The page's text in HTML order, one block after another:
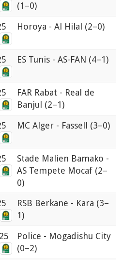
(1–0)
Horoya - Al Hilal (2–0)
ES Tunis - AS-FAN (4–1)
FAR Rabat - Real de
Banjul (2–1)
MC Alger - Fassell (3–0)
Stade Malien Bamako -
AS Tempete Mocaf (2–
0)
RSB Berkane - Kara (3–
1)
Police - Mogadishu City
(0–2)